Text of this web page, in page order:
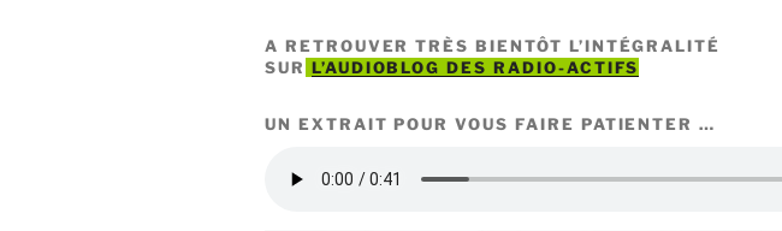
A RETROUVER TRÈS BIENTÔT L’INTÉGRALITÉ
SUR L’AUDIOBLOG DES RADIO-ACTIFS
UN EXTRAIT POUR VOUS FAIRE PATIENTER …